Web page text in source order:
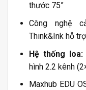
thước 75”
Công nghệ
Think&Ink hỗ
Hệ thống loa:
hình 2.2 kênh
Maxhub EDU